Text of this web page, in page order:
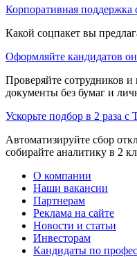
Корпоративная поддержка
Какой соцпакет вы
Оформляйте кандидатов
Проверяйте сотрудников
документы без бумаг и
Ускорьте подбор в 2 раза с
Автоматизируйте сбор
собирайте аналитику в 2
О компании
Наши вакансии
Партнерам
Реклама на сайте
Новости и статьи
Инвесторам
Кандидаты по